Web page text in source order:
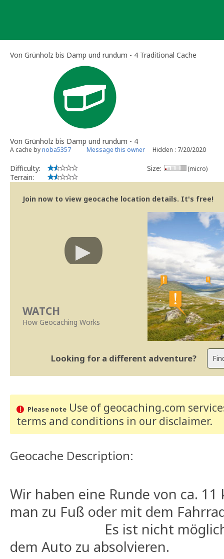
Von Grünholz bis Damp und rundum - 4 Traditional Cache
Von Grünholz bis Damp und rundum - 4
A cache bynoba5357 Message this owner Hidden : 7/20/2020
Difficulty:
Terrain:
Size: (micro)
Join now to view geocache location details. It's free!
WATCH
How Geocaching Works
Looking for a different adventure?
Please noteUse of geocaching.com
terms and conditions in our disclaimer.
Geocache Description:
Wir haben eine Runde von ca.
man zu Fuß oder mit dem
Es ist nicht möglich
dem Auto zu absolvieren.